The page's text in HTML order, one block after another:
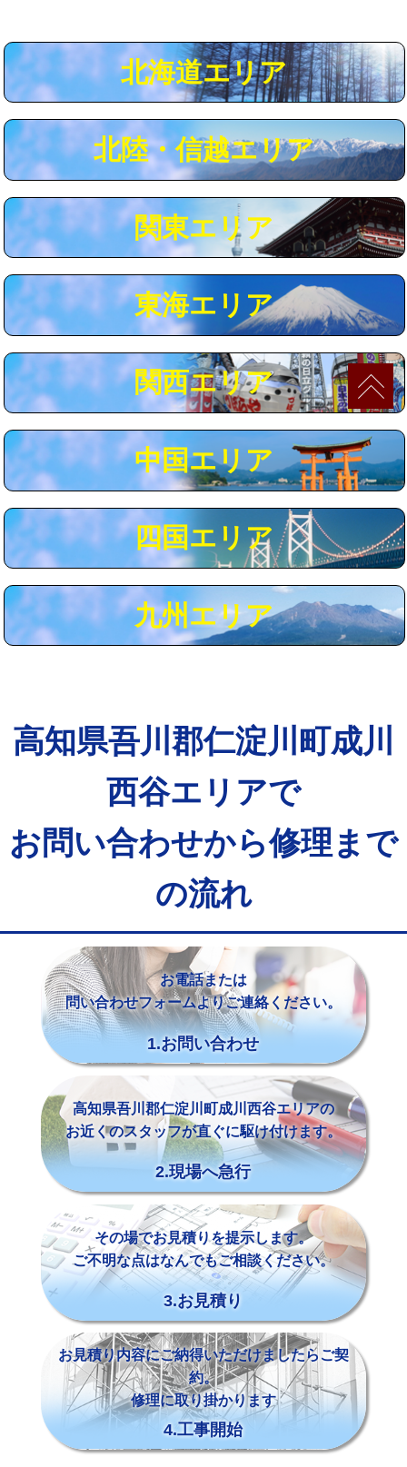
用（追加）/3ｍ超え)
給水管工事※（ライニング鋼管・銅
44,000円
給水管工事※（ライニング鋼管・銅
管・ポリ管・HT管使用/3ｍ超え)
+8,800円
マス交換（土の掘削・埋め戻し作業） 11,000円~
マス交換（深さ50㎝未満） 55,000円
マス交換（深さ50㎝以上） 66,000円
コンクリート斫り（厚さ10㎝まで） 27,500円
コンクリート斫り（厚さ10㎝超え） 38,500円
モルタル補修（厚さ10㎝まで） 27,500円
追加人工 16,500円
※給水管工事は20mmまでの価格です。
北海道エリア
北陸・信越エリア
関東エリア
東海エリア
関西エリア
中国エリア
四国エリア
九州エリア
高知県吾川郡仁淀川町成川
西谷エリアで
お問い合わせから修理まで
の流れ
お電話または
問い合わせフォームよりご連絡ください。
1.お問い合わせ
高知県吾川郡仁淀川町成川西谷エリアの
お近くのスタッフが直ぐに駆け付けます。
2.現場へ急行
その場でお見積りを提示します。
ご不明な点はなんでもご相談ください。
3.お見積り
お見積り内容にご納得いただけましたらご契
約。
修理に取り掛かります
4.工事開始